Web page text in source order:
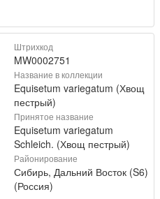
Штрихкод
MW0002751
Название в коллекции
Equisetum variegatum (Хвощ
пестрый)
Принятое название
Equisetum variegatum
Schleich. (Хвощ пестрый)
Районирование
Сибирь, Дальний Восток (S6)
(Россия)